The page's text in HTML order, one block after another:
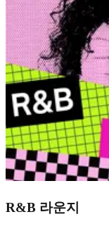
R&B 라운지